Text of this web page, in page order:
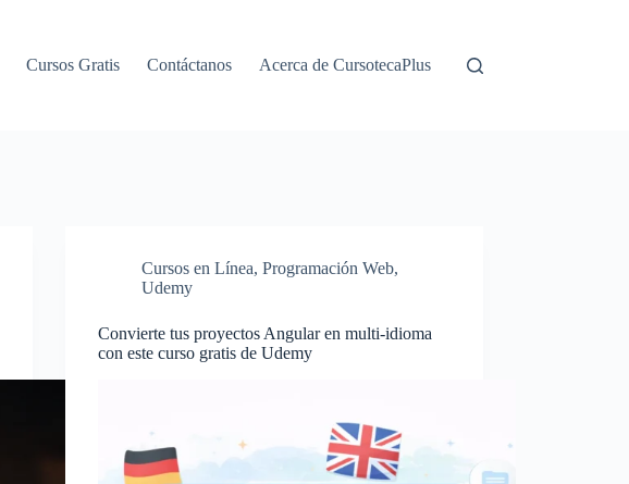
Cursos Gratis Contáctanos Acerca de CursotecaPlus
Cursos en Línea,Programación Web,
Udemy
Convierte tus proyectos Angular en multi-idioma
con este curso gratis de Udemy